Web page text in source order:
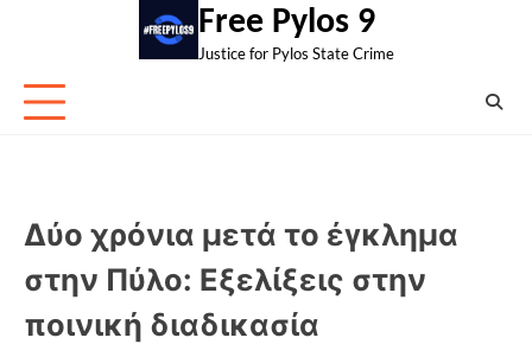
Free Pylos 9
Justice for Pylos State Crime
Δύο χρόνια μετά το έγκλημα
στην Πύλο: Εξελίξεις στην
ποινική διαδικασία